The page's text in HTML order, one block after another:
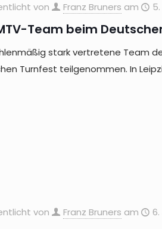
von Franz Bruners am
Team beim
stark vertretene Team
Turnfest teilgenommen. In
von Franz Bruners am